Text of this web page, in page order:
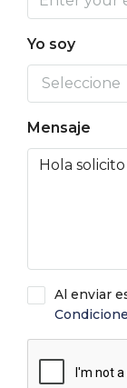
Yo soy
Seleccione
Mensaje
Al enviar